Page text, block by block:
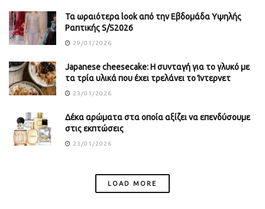
Τα ωραιότερα look από την Εβδομάδα Υψηλής
Ραπτικής S/S2026
29/01/2026
Japanese cheesecake: Η συνταγή για το γλυκό με
τα τρία υλικά που έχει τρελάνει το Ίντερνετ
23/01/2026
Δέκα αρώματα στα οποία αξίζει να επενδύσουμε
στις εκπτώσεις
23/01/2026
LOAD MORE